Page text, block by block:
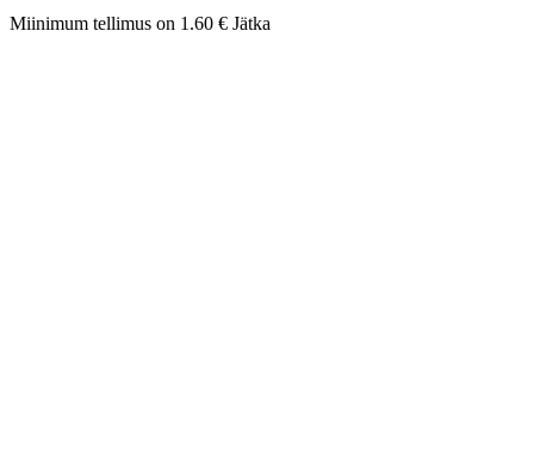
Miinimum tellimus on 1.60 € Jätka